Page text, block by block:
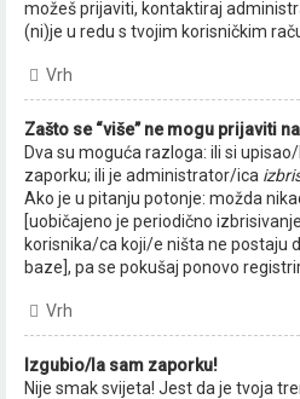
možeš prijaviti, kontaktiraj
(ni)je u redu s tvojim korisničkim
Vrh
Zašto se “više” ne mogu prijaviti
Dva su moguća razloga: ili si
zaporku; ili je administrator/ica
Ako je u pitanju potonje: možda
[uobičajeno je periodično
korisnika/ca koji/e ništa ne postaju
baze], pa se pokušaj ponovo
Vrh
Izgubio/la sam zaporku!
Nije smak svijeta! Jest da je tvoja